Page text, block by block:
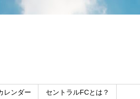
レンダー セントラルFCとは？